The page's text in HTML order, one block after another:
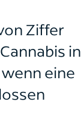
Ziffer
in
eine